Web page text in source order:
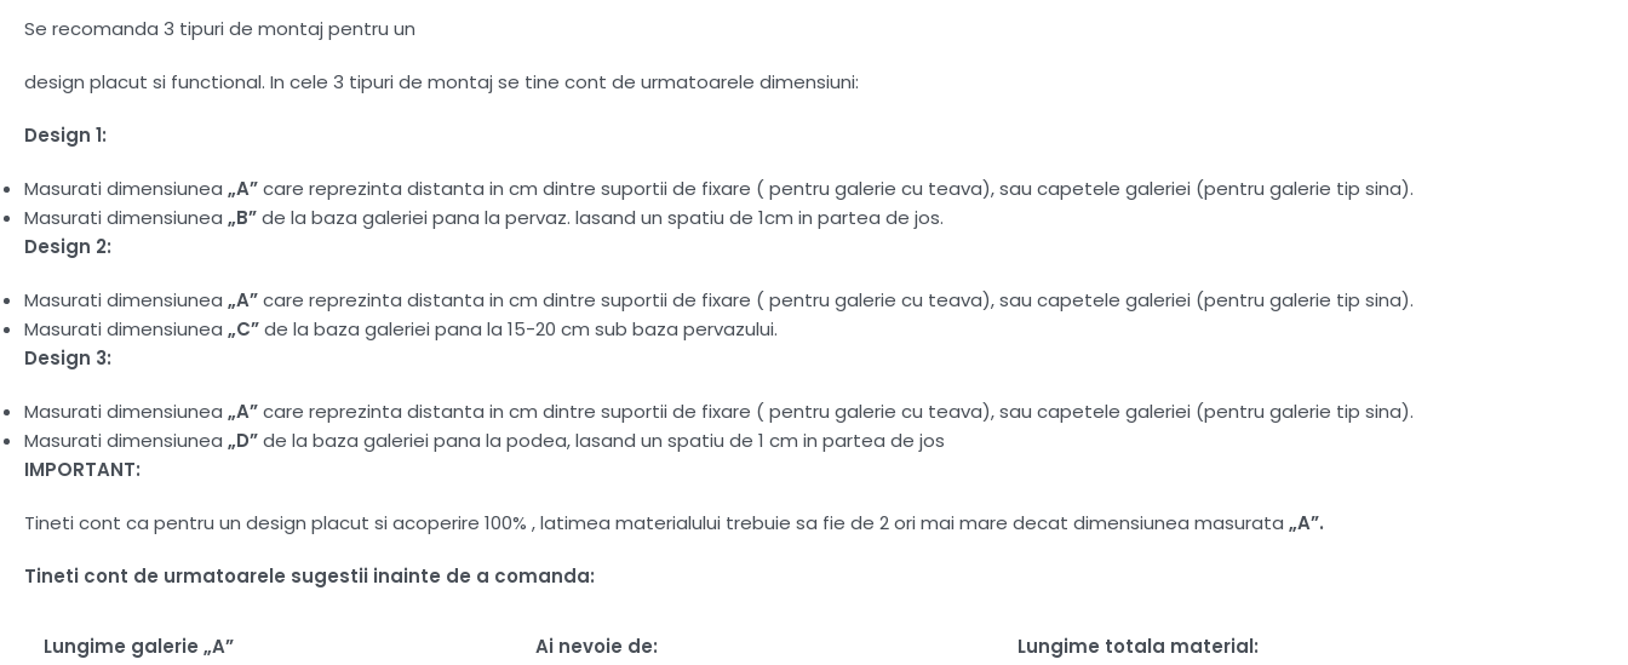
Se recomanda 3 tipuri de montaj pentru un
design placut si functional. In cele 3 tipuri de montaj se tine cont de urmatoarele dimensiuni:
Design 1:
Masurati dimensiunea „A”care reprezinta distanta in cm dintre suportii de fixare ( pentru galerie cu teava), sau capetele galeriei (pentru galerie tip sina).
Masurati dimensiunea „B”de la baza galeriei pana la pervaz. lasand un spatiu de 1cm in partea de jos.
Design 2:
Masurati dimensiunea „A”care reprezinta distanta in cm dintre suportii de fixare ( pentru galerie cu teava), sau capetele galeriei (pentru galerie tip sina).
Masurati dimensiunea „C”de la baza galeriei pana la 15-20 cm sub baza pervazului.
Design 3:
Masurati dimensiunea „A”care reprezinta distanta in cm dintre suportii de fixare ( pentru galerie cu teava), sau capetele galeriei (pentru galerie tip sina).
Masurati dimensiunea „D”de la baza galeriei pana la podea, lasand un spatiu de 1 cm in partea de jos
IMPORTANT:
Tineti cont ca pentru un design placut si acoperire 100% , latimea materialului trebuie sa fie de 2 ori mai mare decat dimensiunea masurata „A”.
Tineti cont de urmatoarele sugestii inainte de a comanda:
Lungime galerie „A” Ai nevoie de: Lungime totala material: